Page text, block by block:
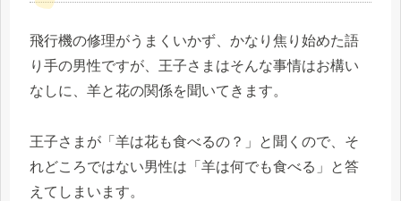
飛行機の修理がうまくいかず、かなり焦り始めた語
り手の男性ですが、王子さまはそんな事情はお構い
なしに、羊と花の関係を聞いてきます。
王子さまが「羊は花も食べるの？」と聞くので、そ
れどころではない男性は「羊は何でも食べる」と答
えてしまいます。